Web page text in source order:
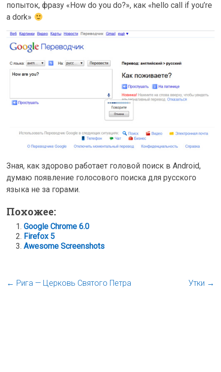
попыток, фразу «How do you do?», как «hello call if you’re
a dork»
Зная, как здорово работает головой поиск в Android,
думаю появление голосового поиска для русского
языка не за горами.
Похожее:
Google Chrome 6.0
Firefox 5
Awesome Screenshots
← Рига — Церковь Святого Петра Утки →